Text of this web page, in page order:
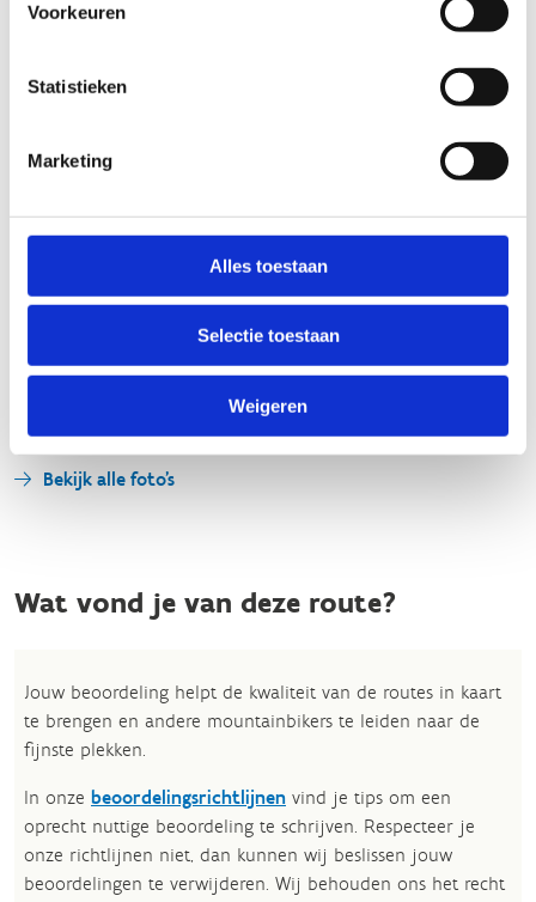
Voorkeuren
Statistieken
Marketing
Alles toestaan
Selectie toestaan
Weigeren
Bekijk alle foto's
Wat vond je van deze route?
Jouw beoordeling helpt de kwaliteit van de routes in kaart
te brengen en andere mountainbikers te leiden naar de
fijnste plekken.
In onze beoordelingsrichtlijnen vind je tips om een
oprecht nuttige beoordeling te schrijven. Respecteer je
onze richtlijnen niet, dan kunnen wij beslissen jouw
beoordelingen te verwijderen. Wij behouden ons het recht